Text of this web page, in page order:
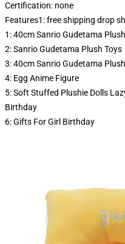
Certification: none
Features1:free shipping drop
1:40cm Sanrio Gudetama
2:Sanrio Gudetama Plush Toys
3:40cm Sanrio Gudetama
4: Egg Anime Figure
5:Soft Stuffed Plushie Dolls
Birthday
6:Gifts For Girl Birthday